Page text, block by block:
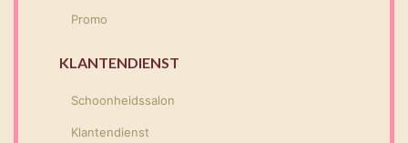
Promo
KLANTENDIENST
Schoonheidssalon
Klantendienst